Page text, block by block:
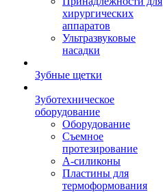
хирургических
аппаратов
Ультразвуковые
насадки
Зубные щетки
Зуботехническое
оборудование
Оборудование
Съемное
протезирование
А-силиконы
Пластины для
термоформования